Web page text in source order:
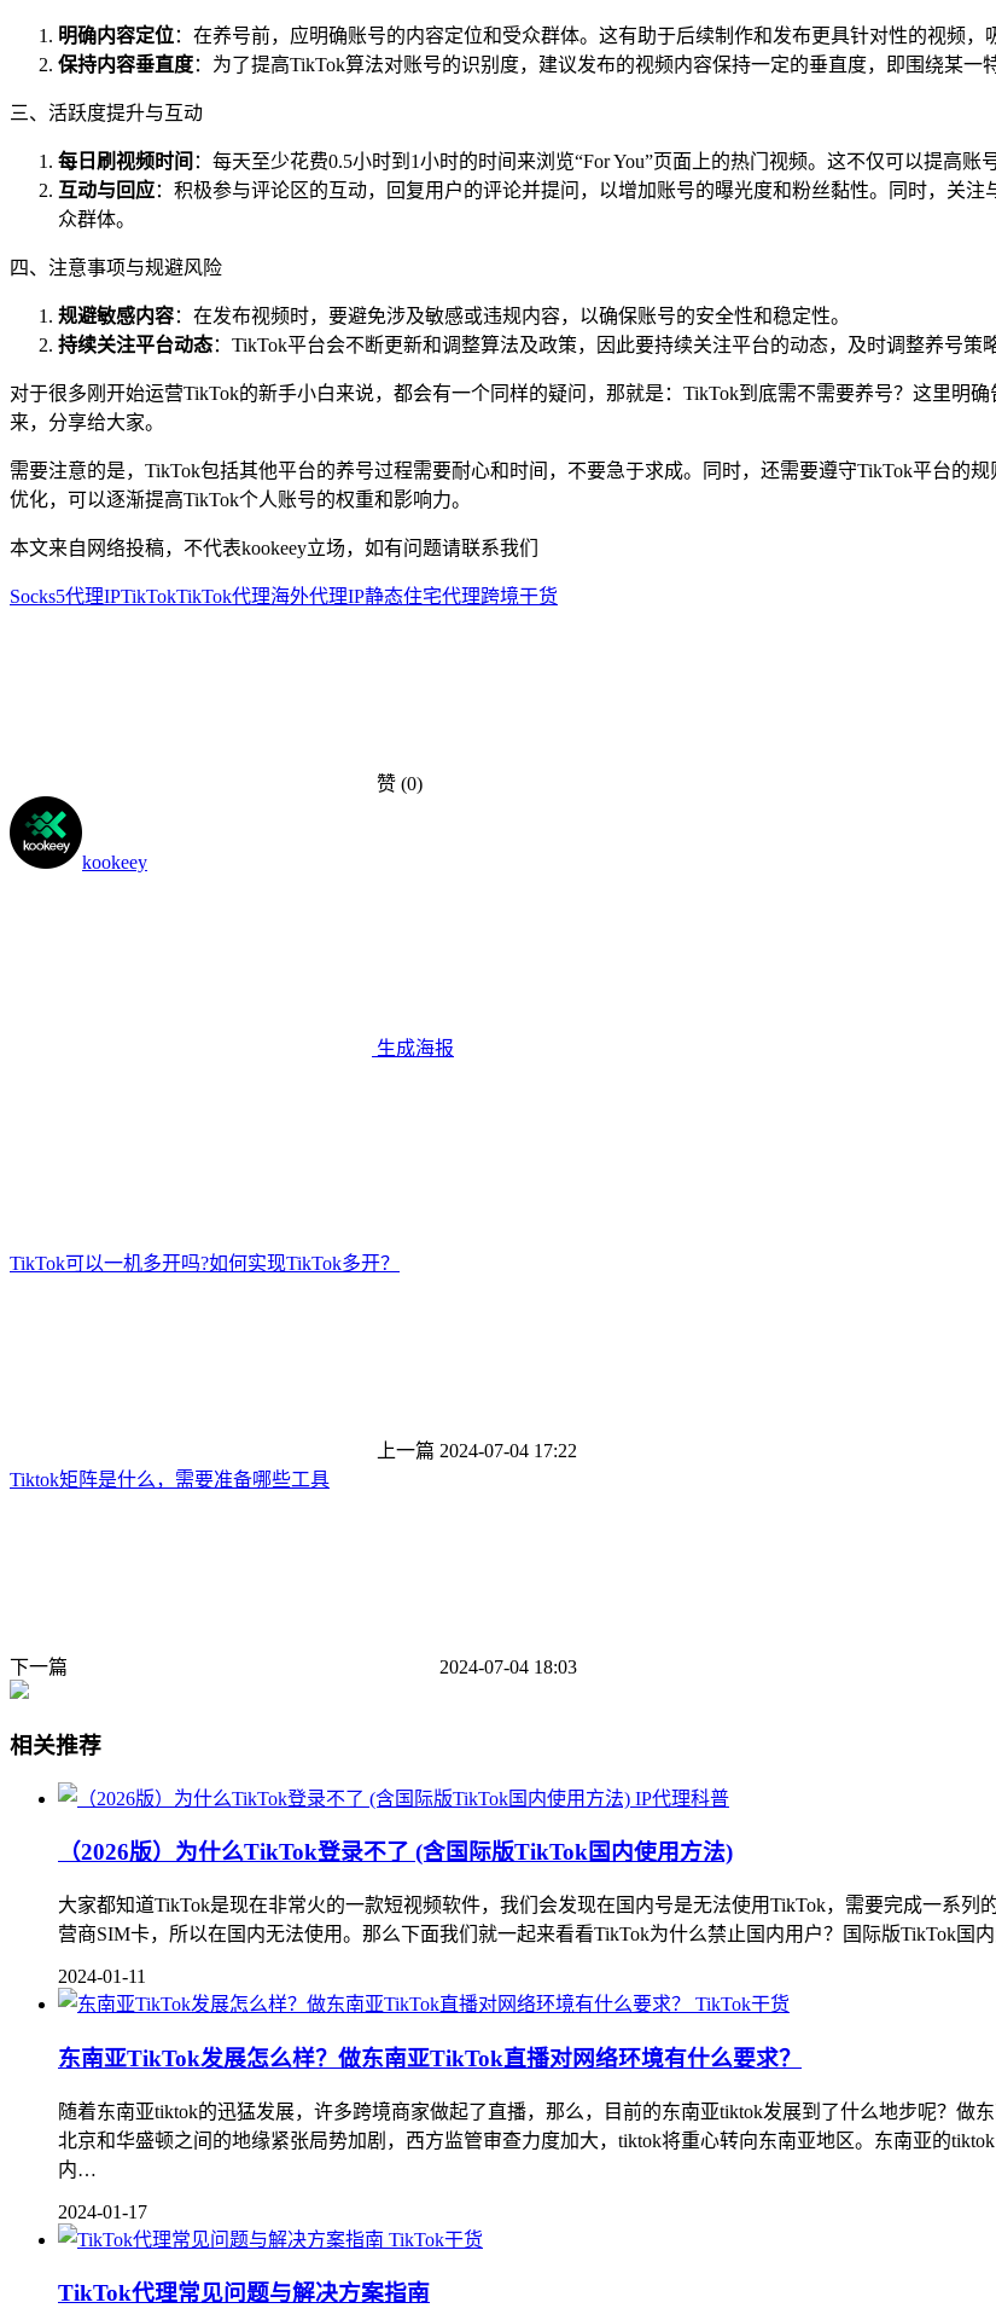
明确内容定位：在养号前，应明确账号的内容定位和受众群体。这有助于后续制作和发布更具针对性的视频，
保持内容垂直度：为了提高TikTok算法对账号的识别度，建议发布的视频内容保持一定的垂直度，即围绕某一
三、活跃度提升与互动
每日刷视频时间 ：每天至少花费0.5小时到1小时的时间来浏览“For You”页面上的热门视频。这不仅可以提高
互动与回应：积极参与评论区的互动，回复用户的评论并提问，以增加账号的曝光度和粉丝黏性。同时，关
众群体。
四、注意事项与规避风险
规避敏感内容：在发布视频时，要避免涉及敏感或违规内容，以确保账号的安全性和稳定性。
持续关注平台动态：TikTok平台会不断更新和调整算法及政策，因此要持续关注平台的动态，及时调整养号策
对于很多刚开始运营TikTok的新手小白来说，都会有一个同样的疑问，那就是：TikTok到底需不需要养号？这里明
来，分享给大家。
需要注意的是，TikTok包括其他平台的养号过程需要耐心和时间，不要急于求成。同时，还需要遵守TikTok平台的
优化，可以逐渐提高TikTok个人账号的权重和影响力。
本文来自网络投稿，不代表kookeey立场，如有问题请联系我们
Socks5代理IPTikTokTikTok代理海外代理IP静态住宅代理跨境干货
赞 (0)
kookeey
生成海报
TikTok可以一机多开吗?如何实现TikTok多开？
上一篇 2024-07-04 17:22
Tiktok矩阵是什么，需要准备哪些工具
下一篇 2024-07-04 18:03
相关推荐
IP代理科普
（2026版）为什么TikTok登录不了 (含国际版TikTok国内使用方法)
大家都知道TikTok是现在非常火的一款短视频软件，我们会发现在国内号是无法使用TikTok，需要完成一系
营商SIM卡，所以在国内无法使用。那么下面我们就一起来看看TikTok为什么禁止国内用户？国际版TikTok国
2024-01-11
TikTok干货
东南亚TikTok发展怎么样？做东南亚TikTok直播对网络环境有什么要求？
随着东南亚tiktok的迅猛发展，许多跨境商家做起了直播，那么，目前的东南亚tiktok发展到了什么地步呢？做
北京和华盛顿之间的地缘紧张局势加剧，西方监管审查力度加大，tiktok将重心转向东南亚地区。东南亚的
内…
2024-01-17
TikTok干货
TikTok代理常见问题与解决方案指南